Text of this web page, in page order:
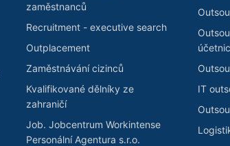
zaměstnanců
Recruitment - executive search
Outplacement
Zaměstnávání cizinců
Kvalifikované dělníky ze
zahraničí
Job. Jobcentrum Workintense
Personální Agentura s.r.o.
IT